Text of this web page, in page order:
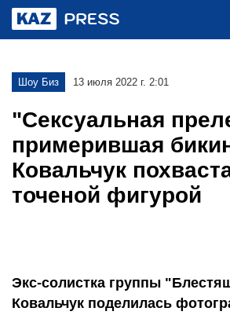
Шоу Биз 13 июля 2022 г. 2:01
"Сексуальная
примерившая
Ковальчук
точеной фигурой
Экс-солистка группы
Ковальчук поделилась